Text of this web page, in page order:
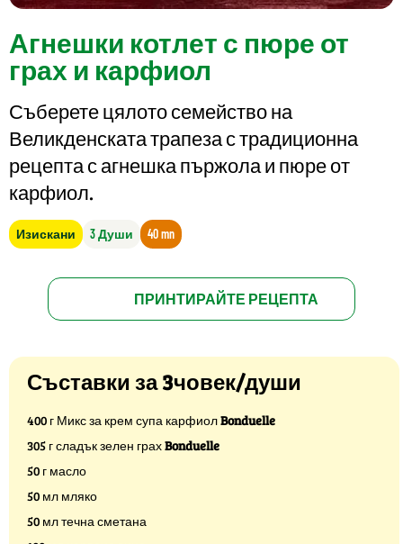
Агнешки котлет с пюре от
грах и карфиол
Съберете цялото семейство на
Великденската трапеза с традиционна
рецепта с агнешка пържола и пюре от
карфиол.
Изискани 3 Души 40 mn
ПРИНТИРАЙТЕ РЕЦЕПТА
Съставки за 3човек/души
400 г Микс за крем супа карфиолBonduelle
305 г сладък зелен грахBonduelle
50 г масло
50 мл мляко
50 мл течна сметана